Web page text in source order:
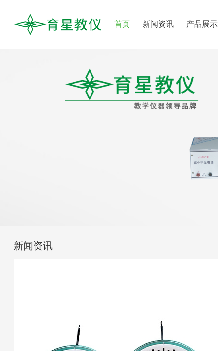
首页 新闻资讯 产品展示
新闻资讯